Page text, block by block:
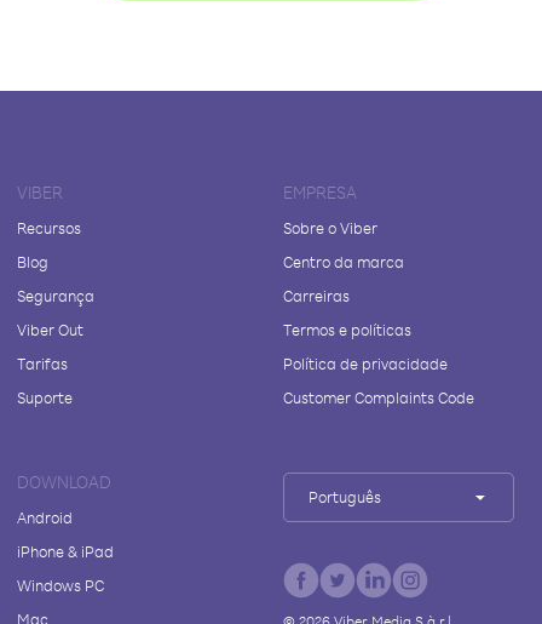
VIBER
Recursos
Blog
Segurança
Viber Out
Tarifas
Suporte
EMPRESA
Sobre o Viber
Centro da marca
Carreiras
Termos e políticas
Política de privacidade
Customer Complaints Code
DOWNLOAD
Android
iPhone & iPad
Windows PC
Mac
Português